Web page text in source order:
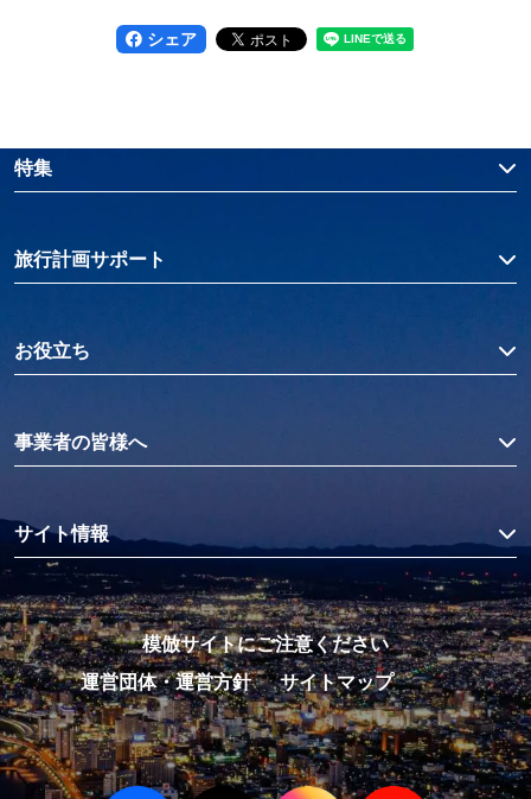
シェア
特集
旅行計画サポート
お役立ち
事業者の皆様へ
サイト情報
模倣サイトにご注意ください
運営団体・運営方針
サイトマップ